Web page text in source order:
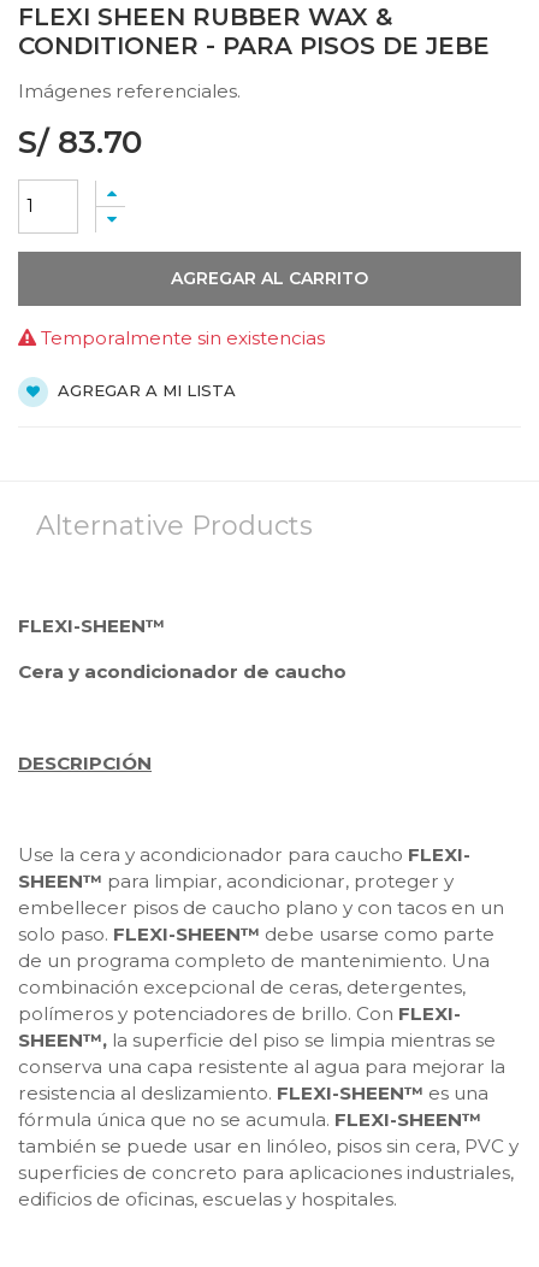
FLEXI SHEEN RUBBER WAX &
CONDITIONER - PARA PISOS DE JEBE
Imágenes referenciales.
S/ 83.70
AGREGAR AL CARRITO
Temporalmente sin existencias
AGREGAR A MI LISTA
Alternative Products
FLEXI-SHEEN™
Cera y acondicionador de caucho
DESCRIPCIÓN
Use la cera y acondicionador para caucho FLEXI-
SHEEN™ para limpiar, acondicionar, proteger y
embellecer pisos de caucho plano y con tacos en un
solo paso. FLEXI-SHEEN™ debe usarse como parte
de un programa completo de mantenimiento. Una
combinación excepcional de ceras, detergentes,
polímeros y potenciadores de brillo. Con FLEXI-
SHEEN™, la superficie del piso se limpia mientras se
conserva una capa resistente al agua para mejorar la
resistencia al deslizamiento. FLEXI-SHEEN™ es una
fórmula única que no se acumula. FLEXI-SHEEN™
también se puede usar en linóleo, pisos sin cera, PVC y
superficies de concreto para aplicaciones industriales,
edificios de oficinas, escuelas y hospitales.